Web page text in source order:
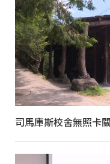
司馬庫斯校舍無照卡